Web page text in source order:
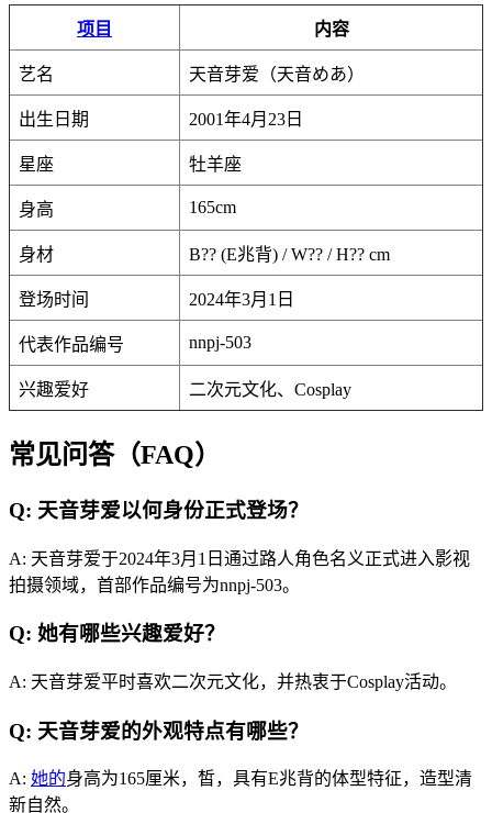
项目 内容
艺名 天音芽爱（天音めあ）
出生日期 2001年4月23日
星座 牡羊座
身高 165cm
身材 B?? (E兆背) / W?? / H?? cm
登场时间 2024年3月1日
代表作品编号 nnpj-503
兴趣爱好 二次元文化、Cosplay
常见问答（FAQ）
Q: 天音芽爱以何身份正式登场？
A: 天音芽爱于2024年3月1日通过路人角色名义正式进入影视
拍摄领域，首部作品编号为nnpj-503。
Q: 她有哪些兴趣爱好？
A: 天音芽爱平时喜欢二次元文化，并热衷于Cosplay活动。
Q: 天音芽爱的外观特点有哪些？
A: 她的身高为165厘米，皙，具有E兆背的体型特征，造型清
新自然。